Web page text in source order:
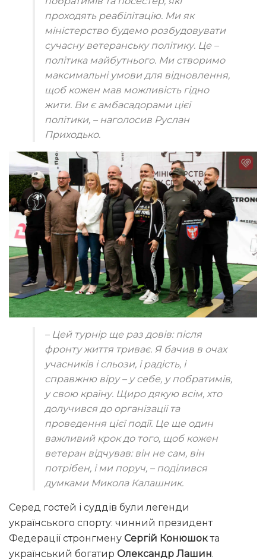
проходять реабілітацію. Ми як
міністерство будемо розбудовувати
сучасну ветеранську політику. Це –
політика майбутнього. Ми створимо
максимальні умови для відновлення,
щоб кожен мав можливість гідно
жити. Ви є амбасадорами цієї
політики, – наголосив Руслан
Приходько.
– Цей турнір ще раз довів: після
фронту життя триває. Я бачив в очах
учасників і сльози, і радість, і
справжню віру – у себе, у побратимів,
у свою країну. Щиро дякую всім, хто
долучився до організації та
проведення цієї події. Це ще один
важливий крок до того, щоб кожен
ветеран відчував: він не сам, він
потрібен, і ми поруч, – поділився
думками Микола Калашник.
Серед гостей і суддів були легенди
українського спорту: чинний президент
Федерації стронгмену Сергій Конюшокта
український богатир Олександр Лашин.